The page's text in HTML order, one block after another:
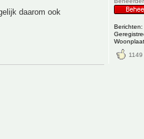
daarom ook
Berichten: